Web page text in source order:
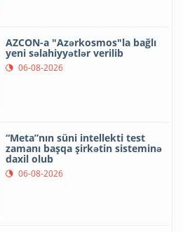
AZCON-a "Azərkosmos"la bağlı
yeni səlahiyyətlər verilib
06-08-2026
“Meta”nın süni intellekti test
zamanı başqa şirkətin sisteminə
daxil olub
06-08-2026